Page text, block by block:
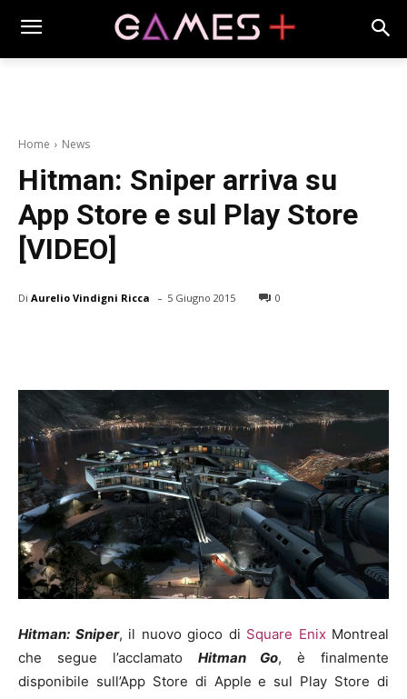
Home News
Hitman: Sniper arriva su
App Store e sul Play Store
[VIDEO]
Di Aurelio Vindigni Ricca - 5 Giugno 2015 0
Hitman: Sniper, il nuovo gioco di Square EnixMontreal
che segue l’acclamato Hitman Go, è finalmente
disponibile sull’App Store di Apple e sul Play Store di